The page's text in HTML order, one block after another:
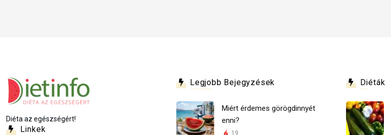
Diéta az egészségért!
Linkek
Legjobb Bejegyzések
Miért érdemes görögdinnyét
enni?
19
Diéták